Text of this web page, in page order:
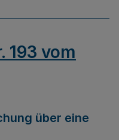
193 vom
über eine